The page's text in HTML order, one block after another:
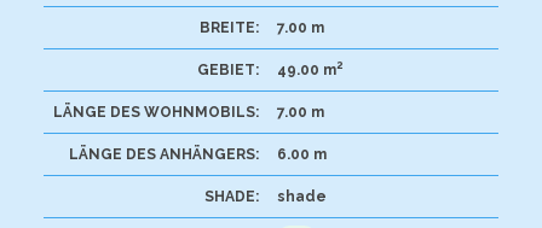
BREITE: 7.00 m
GEBIET: 49.00 m2
LÄNGE DES WOHNMOBILS: 7.00 m
LÄNGE DES ANHÄNGERS: 6.00 m
SHADE: shade